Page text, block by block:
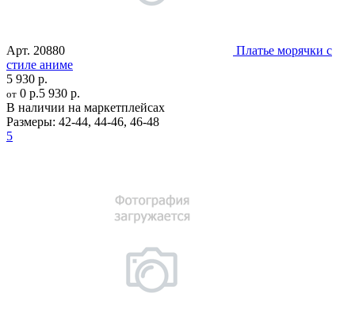
Арт. 20880
Платье морячки с
стиле аниме
5 930 р.
от 0 р.5 930 р.
В наличии на маркетплейсах
Размеры: 42-44, 44-46, 46-48
5